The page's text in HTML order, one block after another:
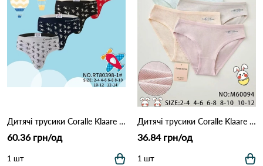
Дитячі трусики Coralle Klaare 80398-1 Різні кольори
60.36 грн/од
1 шт
Дитячі трусики Coralle Klaare 60094 Різні кольори
36.84 грн/од
1 шт